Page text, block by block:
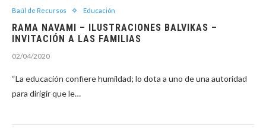
Baúl de Recursos Educación
RAMA NAVAMI – ILUSTRACIONES BALVIKAS –
INVITACIÓN A LAS FAMILIAS
02/04/2020
“La educación confiere humildad; lo dota a uno de una autoridad
para dirigir que le…